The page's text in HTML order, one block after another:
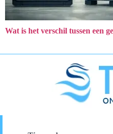
Wat is het verschil tussen een